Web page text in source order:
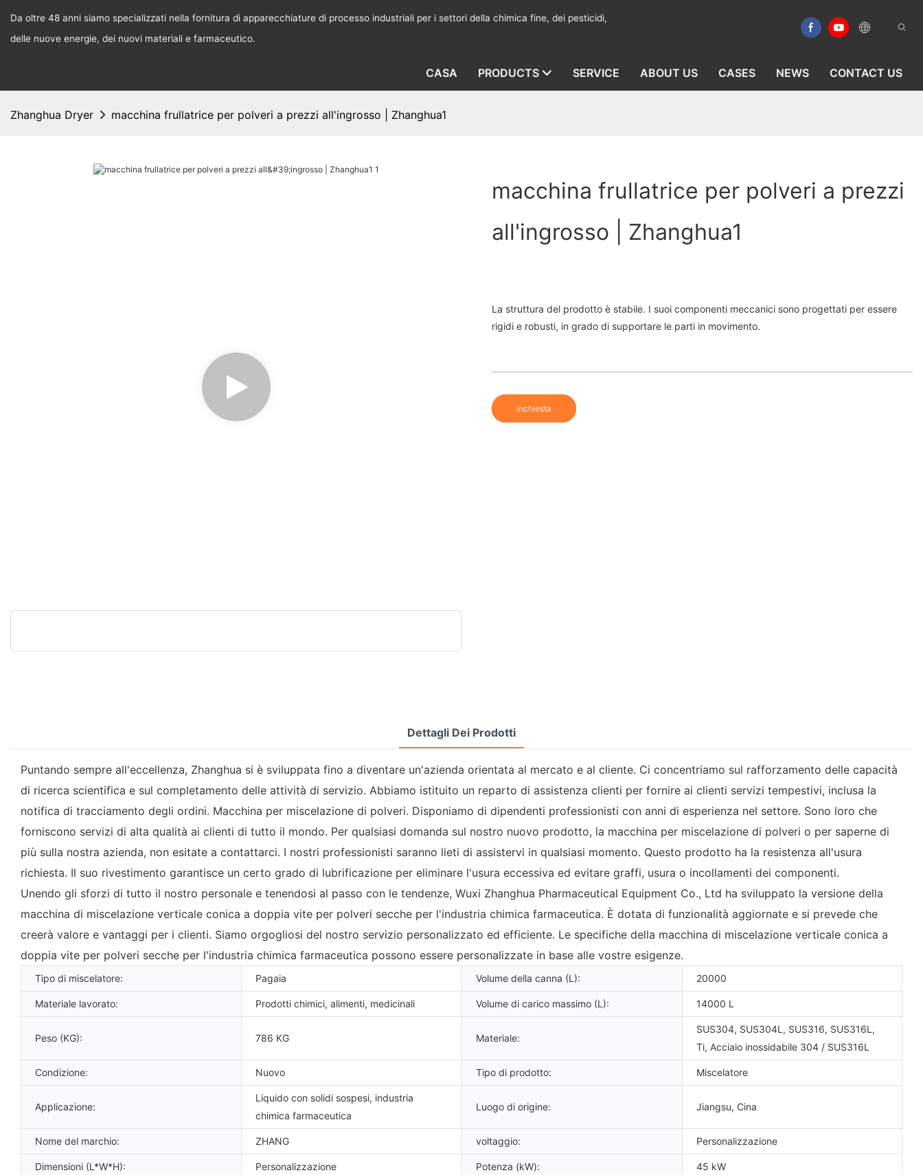
Da oltre 48 anni siamo specializzati nella fornitura di apparecchiature di processo industriali per i settori della chimica fine, dei pesticidi,
delle nuove energie, dei nuovi materiali e farmaceutico.
CASA PRODUCTS SERVICE ABOUT US CASES NEWS CONTACT US
Zhanghua Dryer macchina frullatrice per polveri a prezzi all'ingrosso | Zhanghua1
macchina frullatrice per polveri a prezzi
all'ingrosso | Zhanghua1
La struttura del prodotto è stabile. I suoi componenti meccanici sono progettati per essere
rigidi e robusti, in grado di supportare le parti in movimento.
inchiesta
Dettagli Dei Prodotti
Puntando sempre all'eccellenza, Zhanghua si è sviluppata fino a diventare un'azienda orientata al mercato e al cliente. Ci concentriamo sul rafforzamento delle capacità
di ricerca scientifica e sul completamento delle attività di servizio. Abbiamo istituito un reparto di assistenza clienti per fornire ai clienti servizi tempestivi, inclusa la
notifica di tracciamento degli ordini. Macchina per miscelazione di polveri. Disponiamo di dipendenti professionisti con anni di esperienza nel settore. Sono loro che
forniscono servizi di alta qualità ai clienti di tutto il mondo. Per qualsiasi domanda sul nostro nuovo prodotto, la macchina per miscelazione di polveri o per saperne di
più sulla nostra azienda, non esitate a contattarci. I nostri professionisti saranno lieti di assistervi in ​​qualsiasi momento. Questo prodotto ha la resistenza all'usura
richiesta. Il suo rivestimento garantisce un certo grado di lubrificazione per eliminare l'usura eccessiva ed evitare graffi, usura o incollamenti dei componenti.
Unendo gli sforzi di tutto il nostro personale e tenendosi al passo con le tendenze, Wuxi Zhanghua Pharmaceutical Equipment Co., Ltd ha sviluppato la versione della
macchina di miscelazione verticale conica a doppia vite per polveri secche per l'industria chimica farmaceutica. È dotata di funzionalità aggiornate e si prevede che
creerà valore e vantaggi per i clienti. Siamo orgogliosi del nostro servizio personalizzato ed efficiente. Le specifiche della macchina di miscelazione verticale conica a
doppia vite per polveri secche per l'industria chimica farmaceutica possono essere personalizzate in base alle vostre esigenze.
Tipo di miscelatore: Pagaia Volume della canna (L): 20000
Materiale lavorato: Prodotti chimici, alimenti, medicinali Volume di carico massimo (L): 14000 L
Peso (KG): 786 KG Materiale:
SUS304, SUS304L, SUS316, SUS316L,
Ti, Acciaio inossidabile 304 / SUS316L
Condizione: Nuovo Tipo di prodotto: Miscelatore
Applicazione:
Liquido con solidi sospesi, industria
chimica farmaceutica
Luogo di origine: Jiangsu, Cina
Nome del marchio: ZHANG voltaggio: Personalizzazione
Dimensioni (L*W*H): Personalizzazione Potenza (kW): 45 kW